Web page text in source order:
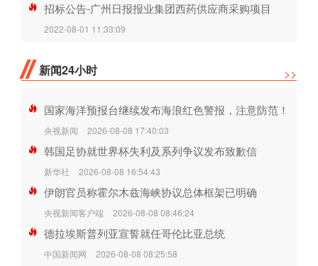
招标公告-广州日报报业集团西药供应商采购项目
2022-08-01 11:33:09
新闻24小时 >>
国家海洋预报台继续发布海浪红色警报，注意防范！
央视新闻 2026-08-08 17:40:03
韩国足协就世界杯失利及系列争议发布致歉信
新华社 2026-08-08 16:54:43
伊朗官员称霍尔木兹海峡协议总体框架已明确
央视新闻客户端 2026-08-08 08:46:24
德拉埃斯普列亚宣誓就任哥伦比亚总统
中国新闻网 2026-08-08 08:25:58